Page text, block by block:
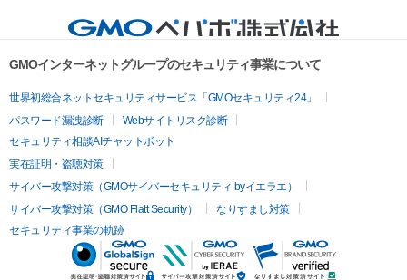
GMOインターネットグループのセキュリティ事業について
世界初総合ネットセキュリティサービス「GMOセキュリティ24」
パスワード漏洩診断
Webサイトリスク診断
セキュリティ相談AIチャットボット
実在証明・盗聴対策
サイバー攻撃対策（GMOサイバーセキュリティ byイエラエ）
サイバー攻撃対策（GMO Flatt Security）
なりすまし対策
セキュリティ事業の軌跡